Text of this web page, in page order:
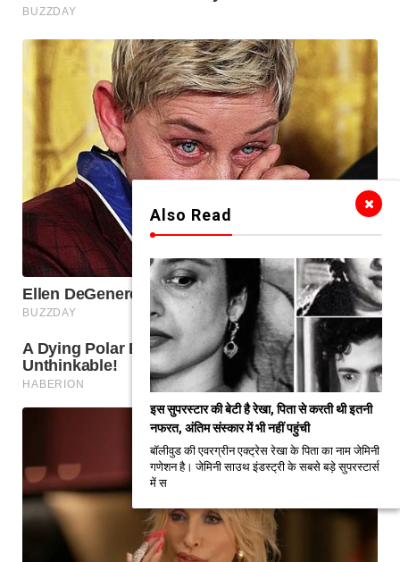
Also Read
इस सुपरस्टार की बेटी है रेखा, पिता से करती थी इतनी
नफरत, अंतिम संस्कार में भी नहीं पहुंची
बॉलीवुड की एवरग्रीन एक्ट्रेस रेखा के पिता का नाम जेमिनी
गणेशन है। जेमिनी साउथ इंडस्ट्री के सबसे बड़े सुपरस्टार्स
में स